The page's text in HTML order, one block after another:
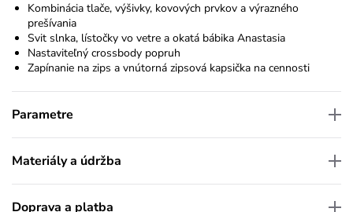
Kombinácia tlače, výšivky, kovových prvkov a výrazného
prešívania
Svit slnka, lístočky vo vetre a okatá bábika Anastasia
Nastaviteľný crossbody popruh
Zapínanie na zips a vnútorná zipsová kapsička na cennosti
Parametre
Materiály a údržba
Doprava a platba